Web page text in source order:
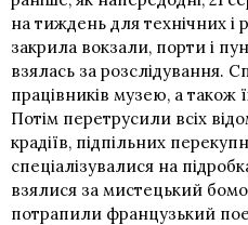
на тиждень для технічних і
закрила вокзали, порти і
взялась за розслідування.
працівників музею, а також
Потім перетрусили всіх
крадіїв, підпільних
спеціалізувалися на
взялися за мистецький
потрапили французький